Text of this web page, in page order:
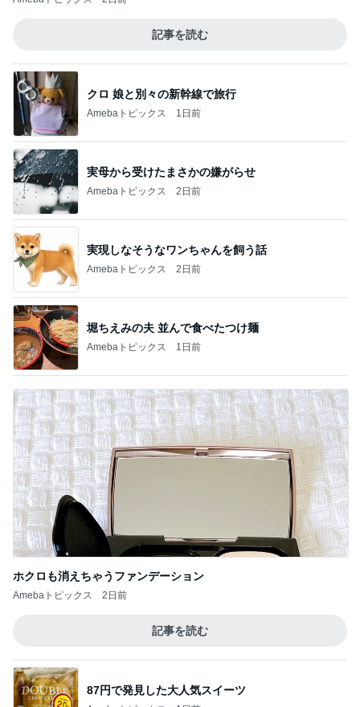
記事を読む
クロ 娘と別々の新幹線で旅行
Amebaトピックス 1日前
実母から受けたまさかの嫌がらせ
Amebaトピックス 2日前
実現しなそうなワンちゃんを飼う話
Amebaトピックス 2日前
堀ちえみの夫 並んで食べたつけ麺
Amebaトピックス 1日前
ホクロも消えちゃうファンデーション
Amebaトピックス 2日前
記事を読む
87円で発見した大人気スイーツ